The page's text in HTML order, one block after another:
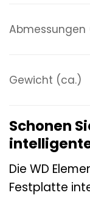
Abmessungen
Gewicht (ca.)
Schonen
Die WD
Festplatte